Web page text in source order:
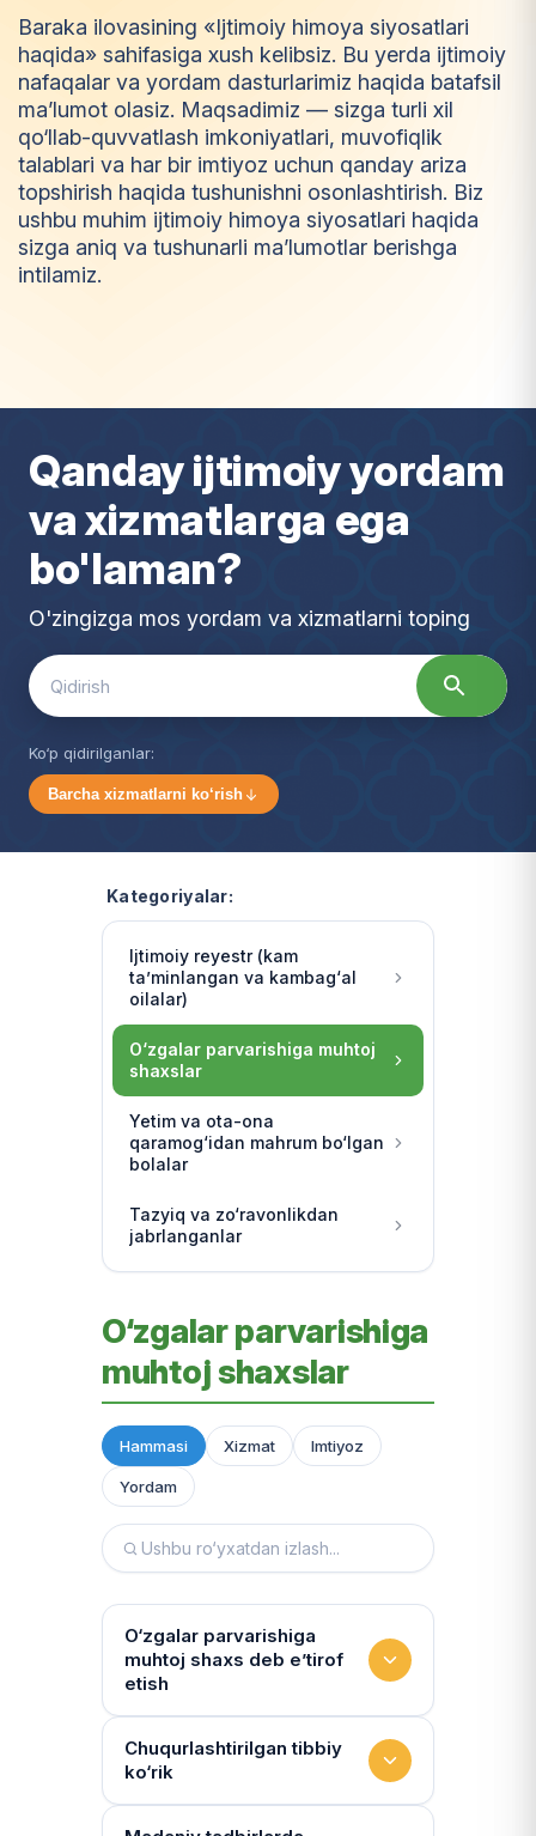
Baraka ilovasining «Ijtimoiy himoya siyosatlari
haqida» sahifasiga xush kelibsiz. Bu yerda ijtimoiy
nafaqalar va yordam dasturlarimiz haqida batafsil
ma’lumot olasiz. Maqsadimiz — sizga turli xil
qo‘llab-quvvatlash imkoniyatlari, muvofiqlik
talablari va har bir imtiyoz uchun qanday ariza
topshirish haqida tushunishni osonlashtirish. Biz
ushbu muhim ijtimoiy himoya siyosatlari haqida
sizga aniq va tushunarli ma’lumotlar berishga
intilamiz.
mtiy oz
Qanday ijtimoiy yordam
va xizmatlarga ega
bo'laman?
O'zingizga mos yordam va xizmatlarni toping
Search
for:
Ko‘p qidirilganlar:
Barcha xizmatlarni ko‘rish
Kategoriyalar:
Ijtimoiy reyestr (kam
ta’minlangan va kambag‘al
oilalar)
O‘zgalar parvarishiga muhtoj
shaxslar
Yetim va ota-ona
qaramog‘idan mahrum bo‘lgan
bolalar
Tazyiq va zo‘ravonlikdan
jabrlanganlar
O‘zgalar parvarishiga
muhtoj shaxslar
Hammasi Xizmat Imtiyoz
Yordam
O‘zgalar parvarishiga
muhtoj shaxs deb e’tirof
etish
Yashash sharoitini kim
baholaydi?
Multidissiplinar guruh: "Inson"
Chuqurlashtirilgan tibbiy
ko‘rik